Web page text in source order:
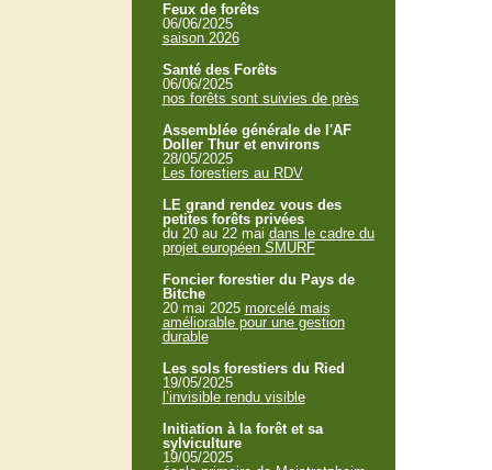
Feux de forêts
06/06/2025
saison 2026
Santé des Forêts
06/06/2025
nos forêts sont suivies de près
Assemblée générale de l'AF
Doller Thur et environs
28/05/2025
Les forestiers au RDV
LE grand rendez vous des
petites forêts privées
du 20 au 22 mai dans le cadre du
projet européen SMURF
Foncier forestier du Pays de
Bitche
20 mai 2025 morcelé mais
améliorable pour une gestion
durable
Les sols forestiers du Ried
19/05/2025
l’invisible rendu visible
Initiation à la forêt et sa
sylviculture
19/05/2025